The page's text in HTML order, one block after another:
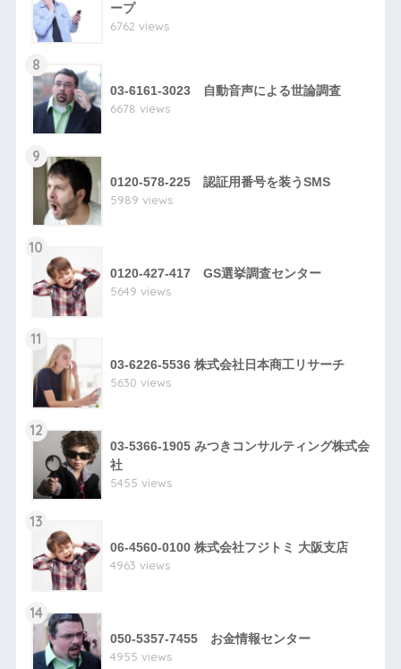
ープ
6762 views
8
03-6161-3023 自動音声による世論調査
6678 views
9
0120-578-225 認証用番号を装うSMS
5989 views
10
0120-427-417 GS選挙調査センター
5649 views
11
03-6226-5536 株式会社日本商工リサーチ
5630 views
12
03-5366-1905 みつきコンサルティング株式会
社
5455 views
13
06-4560-0100 株式会社フジトミ 大阪支店
4963 views
14
050-5357-7455 お金情報センター
4955 views